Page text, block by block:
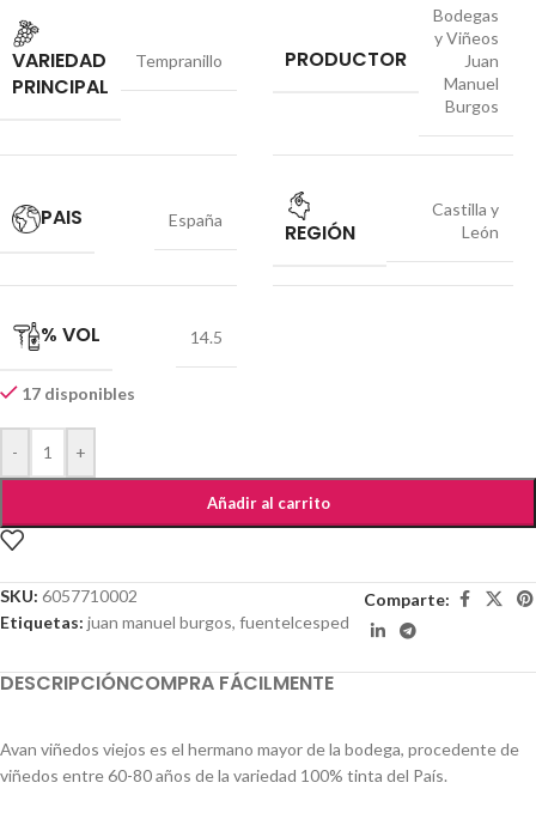
VARIEDAD
PRINCIPAL
Tempranillo PRODUCTOR
Bodegas
y Viñeos
Juan
Manuel
Burgos
PAIS España REGIÓN
Castilla y
León
% VOL 14.5
17 disponibles
- +
Añadir al carrito
SKU: 6057710002
Etiquetas: juan manuel burgos, fuentelcesped
Comparte:
DESCRIPCIÓNCOMPRA FÁCILMENTE
Avan viñedos viejos es el hermano mayor de la bodega, procedente de
viñedos entre 60-80 años de la variedad 100% tinta del País.